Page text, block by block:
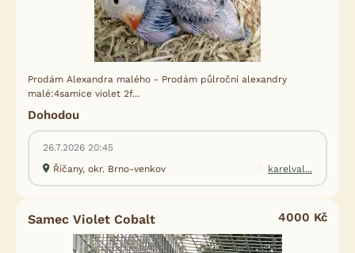
Prodám Alexandra malého - Prodám půlroční alexandry
malé:4samice violet 2f...
Dohodou
26.7.2026 20:45
Říčany, okr. Brno-venkov
karelval...
Samec Violet Cobalt 4000 Kč